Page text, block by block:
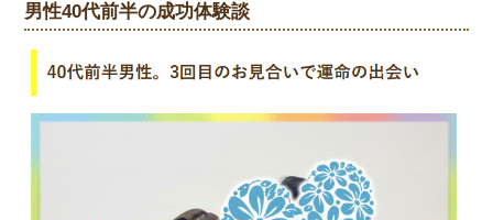
男性40代前半の成功体験談